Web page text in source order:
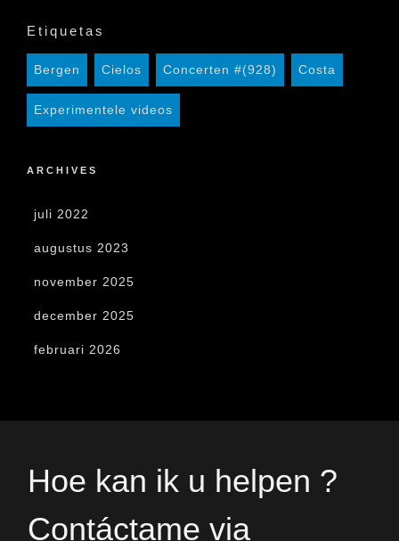
Etiquetas
Bergen Cielos Concerten #(928) Costa
Experimentele videos
ARCHIVES
juli 2022
augustus 2023
november 2025
december 2025
februari 2026
Hoe kan ik u helpen ?
Contáctame via